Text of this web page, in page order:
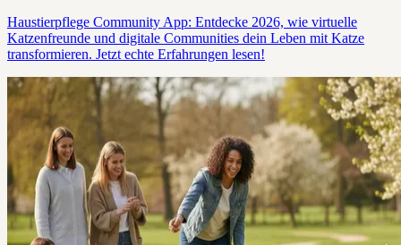
Haustierpflege Community App: Entdecke 2026, wie virtuelle
Katzenfreunde und digitale Communities dein Leben mit Katze
transformieren. Jetzt echte Erfahrungen lesen!